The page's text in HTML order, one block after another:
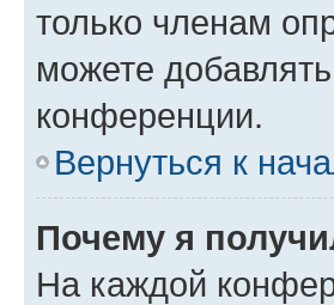
только членам
можете
конференции.
Вернуться к
Почему я
На каждой